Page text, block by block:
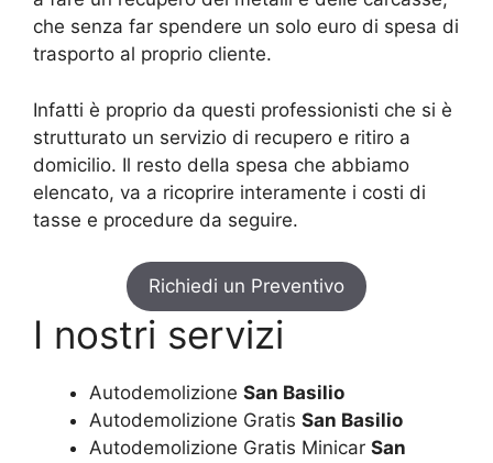
che senza far spendere un solo euro di spesa di
trasporto al proprio cliente.
Infatti è proprio da questi professionisti che si è
strutturato un servizio di recupero e ritiro a
domicilio. Il resto della spesa che abbiamo
elencato, va a ricoprire interamente i costi di
tasse e procedure da seguire.
Richiedi un Preventivo
I nostri servizi
Autodemolizione San Basilio
Autodemolizione Gratis San Basilio
Autodemolizione Gratis Minicar San